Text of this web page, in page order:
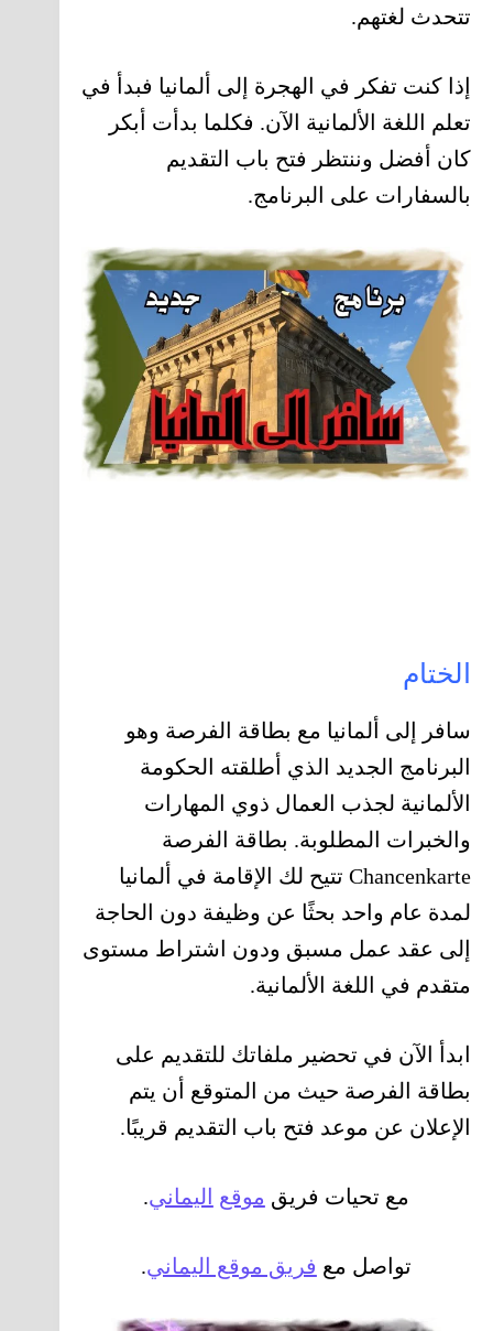
تتحدث لغتهم.
إذا كنت تفكر في الهجرة إلى ألمانيا فبدأ في
تعلم اللغة الألمانية الآن. فكلما بدأت أبكر
كان أفضل وننتظر فتح باب التقديم
بالسفارات على البرنامج.
الختام
سافر إلى ألمانيا مع بطاقة الفرصة وهو
البرنامج الجديد الذي أطلقته الحكومة
الألمانية لجذب العمال ذوي المهارات
والخبرات المطلوبة. بطاقة الفرصة
Chancenkarte تتيح لك الإقامة في ألمانيا
لمدة عام واحد بحثًا عن وظيفة دون الحاجة
إلى عقد عمل مسبق ودون اشتراط مستوى
متقدم في اللغة الألمانية.
ابدأ الآن في تحضير ملفاتك للتقديم على
بطاقة الفرصة حيث من المتوقع أن يتم
الإعلان عن موعد فتح باب التقديم قريبًا.
مع تحيات فريق موقع اليماني.
تواصل مع فريق موقع اليماني.